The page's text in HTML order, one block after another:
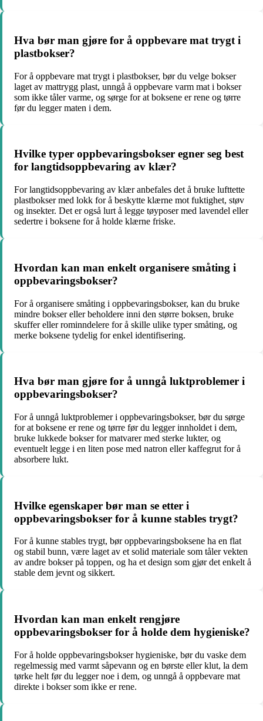
Hva bør man gjøre for å oppbevare mat trygt i
plastbokser?
For å oppbevare mat trygt i plastbokser, bør du velge bokser
laget av mattrygg plast, unngå å oppbevare varm mat i bokser
som ikke tåler varme, og sørge for at boksene er rene og tørre
før du legger maten i dem.
Hvilke typer oppbevaringsbokser egner seg best
for langtidsoppbevaring av klær?
For langtidsoppbevaring av klær anbefales det å bruke lufttette
plastbokser med lokk for å beskytte klærne mot fuktighet, støv
og insekter. Det er også lurt å legge tøyposer med lavendel eller
sedertre i boksene for å holde klærne friske.
Hvordan kan man enkelt organisere småting i
oppbevaringsbokser?
For å organisere småting i oppbevaringsbokser, kan du bruke
mindre bokser eller beholdere inni den større boksen, bruke
skuffer eller rominndelere for å skille ulike typer småting, og
merke boksene tydelig for enkel identifisering.
Hva bør man gjøre for å unngå luktproblemer i
oppbevaringsbokser?
For å unngå luktproblemer i oppbevaringsbokser, bør du sørge
for at boksene er rene og tørre før du legger innholdet i dem,
bruke lukkede bokser for matvarer med sterke lukter, og
eventuelt legge i en liten pose med natron eller kaffegrut for å
absorbere lukt.
Hvilke egenskaper bør man se etter i
oppbevaringsbokser for å kunne stables trygt?
For å kunne stables trygt, bør oppbevaringsboksene ha en flat
og stabil bunn, være laget av et solid materiale som tåler vekten
av andre bokser på toppen, og ha et design som gjør det enkelt å
stable dem jevnt og sikkert.
Hvordan kan man enkelt rengjøre
oppbevaringsbokser for å holde dem hygieniske?
For å holde oppbevaringsbokser hygieniske, bør du vaske dem
regelmessig med varmt såpevann og en børste eller klut, la dem
tørke helt før du legger noe i dem, og unngå å oppbevare mat
direkte i bokser som ikke er rene.